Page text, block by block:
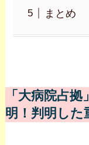
まとめ
「大病院占
明！判明した